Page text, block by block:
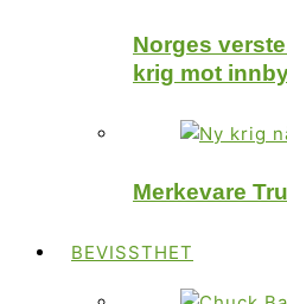
Norges
krig mot
Merkevare
BEVISSTHET